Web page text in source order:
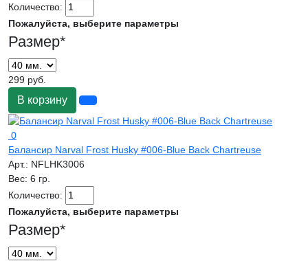
Количество:
Пожалуйста, выберите параметры
Размер*
299 руб.
В корзину
0
Балансир Narval Frost Husky #006-Blue Back Chartreuse
Арт.: NFLHK3006
Вес: 6 гр.
Количество:
Пожалуйста, выберите параметры
Размер*